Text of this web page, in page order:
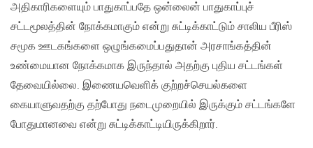
அதிகாரிகளையும் பாதுகாப்பதே ஒன்லைன் பாதுகாப்புச்
சட்டமூலத்தின் நோக்கமாகும் என்று சுட்டிக்காட்டும் சாலிய பீரிஸ்
சமூக ஊடகங்களை ஒழுங்கமைப்பதுதான் அரசாங்கத்தின்
உண்மையான நோக்கமாக இருந்தால் அதற்கு புதிய சட்டங்கள்
தேவையில்லை. இணையவெளிக் குற்றச்செயல்களை
கையாளுவதற்கு தற்போது நடைமுறையில் இருக்கும் சட்டங்களே
போதுமானவை என்று சுட்டிக்காட்டியிருக்கிறார்.